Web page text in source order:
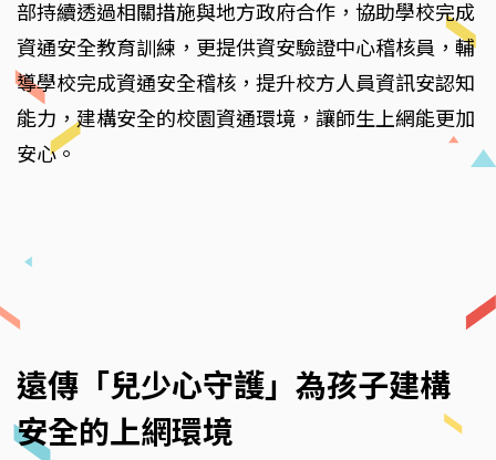
部持續透過相關措施與地方政府合作，協助學校完成
資通安全教育訓練，更提供資安驗證中心稽核員，輔
導學校完成資通安全稽核，提升校方人員資訊安認知
能力，建構安全的校園資通環境，讓師生上網能更加
安心。
遠傳「兒少心守護」為孩子建構
安全的上網環境